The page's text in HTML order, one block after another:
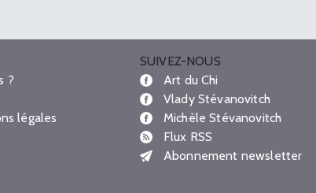
?
légales
SUIVEZ-NOUS
Art du Chi
Vlady Stévanovitch
Michèle Stévanovitch
Flux RSS
Abonnement newsletter